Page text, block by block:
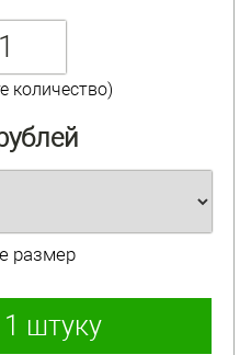
количество)
размер
1 штуку